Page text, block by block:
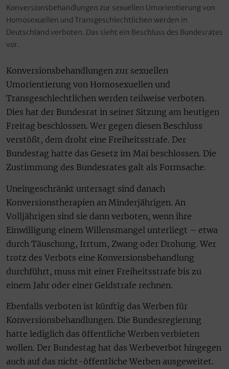
Konversionsbehandlungen zur sexuellen Umorientierung von
Homosexuellen und Transgeschlechtlichen werden in
Deutschland verboten. Das sieht ein Beschluss des Bundesrates
vor.
Konversionsbehandlungen zur sexuellen
Umorientierung von Homosexuellen und
Transgeschlechtlichen werden teilweise verboten.
Dies hat der Bundesrat in seiner Sitzung am heutigen
Freitag beschlossen. Wer gegen diesen Beschluss
verstößt, dem droht eine Freiheitsstrafe. Der
Bundestag hatte das Gesetz im Mai beschlossen. Die
Zustimmung des Bundesrates galt als Formsache.
Uneingeschränkt untersagt sind danach
Konversionstherapien an Minderjährigen. An
Volljährigen sind sie dann verboten, wenn ihre
Einwilligung einem Willensmangel unterliegt – etwa
durch Täuschung, Irrtum, Zwang oder Drohung. Wer
trotz des Verbots eine Konversionsbehandlung
durchführt, muss mit einer Freiheitsstrafe bis zu
einem Jahr oder einer Geldstrafe rechnen.
Ebenfalls verboten ist künftig das Werben für
Konversionsbehandlungen. Die Bundesregierung
hatte lediglich das öffentliche Werben verbieten
wollen. Der Bundestag hat das Werbeverbot hingegen
auch auf das nicht-öffentliche Werben ausgeweitet.